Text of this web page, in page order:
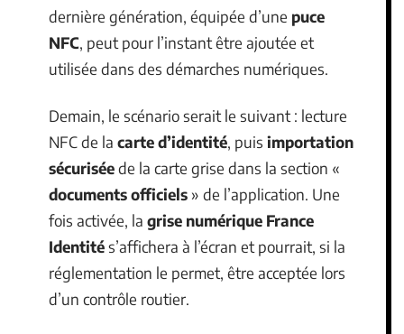
dernière génération, équipée d’une puce
NFC, peut pour l’instant être ajoutée et
utilisée dans des démarches numériques.
Demain, le scénario serait le suivant : lecture
NFC de la carte d’identité, puis importation
sécuriséede la carte grise dans la section «
documents officiels» de l’application. Une
fois activée, la grise numérique France
Identités’affichera à l’écran et pourrait, si la
réglementation le permet, être acceptée lors
d’un contrôle routier.